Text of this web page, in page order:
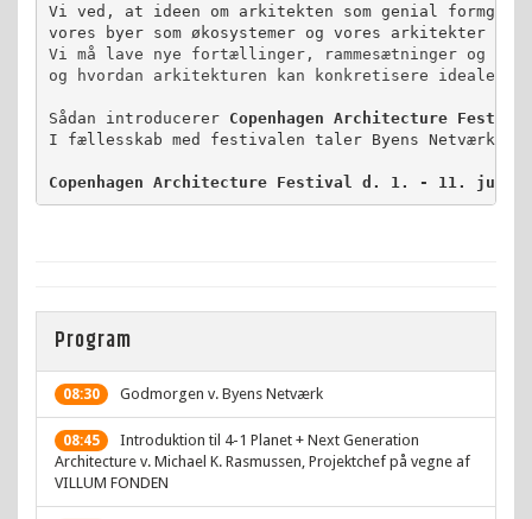
Vi ved, at ideen om arkitekten som genial
Vi må lave nye fortællinger, rammesætninger og
og hvordan arkitekturen kan konkretisere
Sådan introducerer Copenhagen Architecture
I fællesskab med festivalen taler Byens Netværk
Copenhagen Architecture Festival d. 1. - 11. juni
Program
08:30 Godmorgen v. Byens Netværk
08:45
Introduktion til 4-1 Planet + Next Generation
Architecture v. Michael K. Rasmussen, Projektchef på vegne af
VILLUM FONDEN